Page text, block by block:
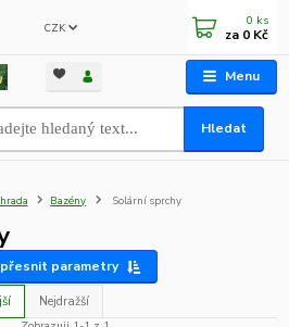
Menu
CZK
Hledat
0 ks
za 0 Kč
Bazény Solární sprchy
parametry
Nejdražší